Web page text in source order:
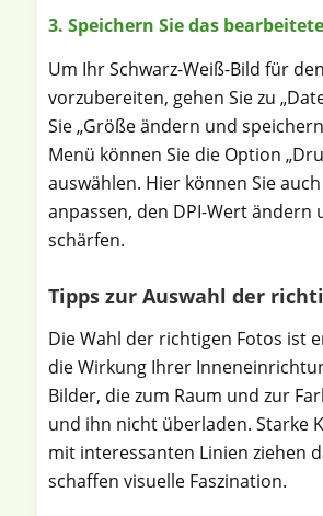
3. Speichern Sie das
Um Ihr Schwarz-Weiß-Bild für
vorzubereiten, gehen Sie zu
Sie „Größe ändern und
Menü können Sie die Option
auswählen. Hier können Sie
anpassen, den DPI-Wert ändern
schärfen.
Tipps zur Auswahl der
Die Wahl der richtigen Fotos ist
die Wirkung Ihrer
Bilder, die zum Raum und zur
und ihn nicht überladen. Starke
mit interessanten Linien ziehen
schaffen visuelle Faszination.